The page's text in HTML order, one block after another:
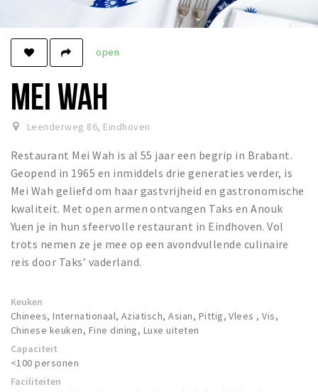
Eindhovense Rondjes
Te koop en te huur
Winkels
Aanbiedingen
Ook reclame maken?
Over Eindhovens Rondje
Inloggen
open
MEI WAH
Leenderweg 86, Eindhoven
Restaurant Mei Wah is al 55 jaar een begrip in Brabant.
Geopend in 1965 en inmiddels drie generaties verder, is
Mei Wah geliefd om haar gastvrijheid en gastronomische
kwaliteit. Met open armen ontvangen Taks en Anouk
Yuen je in hun sfeervolle restaurant in Eindhoven. Vol
trots nemen ze je mee op een avondvullende culinaire
reis door Taks’ vaderland.
Keuken
Chinees, Internationaal, Aziatisch, Asian, Pittig, Vlees , Vis,
Chinese keuken, Fine dining, Luxe uiteten
Capaciteit
<100 personen
Faciliteiten